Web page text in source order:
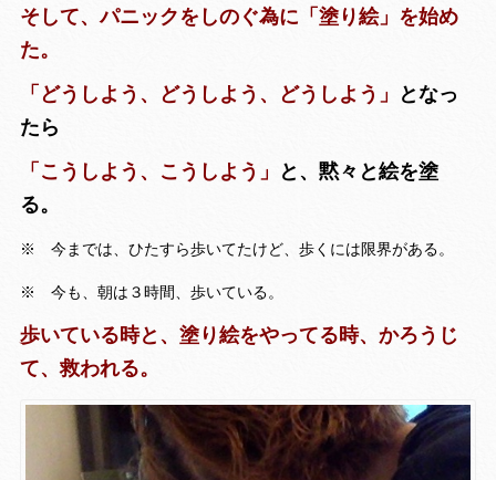
そして、パニックをしのぐ為に「塗り絵」を始め
た。
「どうしよう、どうしよう、どうしよう」
となっ
たら
「こうしよう、こうしよう」
と、黙々と絵を塗
る。
※ 今までは、ひたすら歩いてたけど、歩くには限界がある。
※ 今も、朝は３時間、歩いている。
歩いている時と、塗り絵をやってる時、かろうじ
て、救われる。